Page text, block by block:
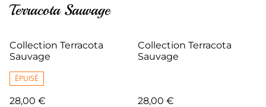
Terracota Sauvage
Collection Terracota
Sauvage
ÉPUISÉ
28,00 €
Collection Terracota
Sauvage
28,00 €